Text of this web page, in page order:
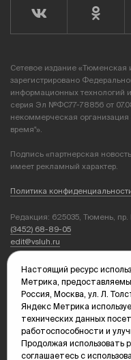
Сетевое издание «Тюменская
зарегистрировано
информационных технологий
серия Эл №ФС77-78856 от
некоммерческая
время"».
Подпись «партнерская
имеет рекламный характер.
Политика
Редакция: 625035, Тюмень, пр.
(3452) 68-89-05
edit@vsluh.ru
Главный редактор: Панкина
kika@vsluh.ru
По вопросам рекламы:
(3452) 68-89-78
kotovaev@sibinformburo.ru
mim@vsluh.ru
Настоящий ресурс
Метрика,
Россия, Москва, ул. Л.
Яндекс Метрика
технических данных
работоспособности и
Продолжая использовать
соглашаетесь с